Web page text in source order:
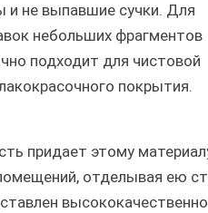
и не выпавшие сучки. Для
небольших фрагментов
подходит для чистовой
покрытия.
придает этому
отделывая ею